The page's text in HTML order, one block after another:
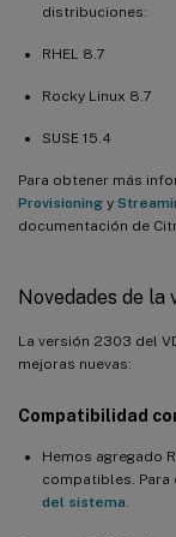
distribuciones:
RHEL 8.7
Rocky Linux 8.7
SUSE 15.4
Para obtener más
Provisioning y
documentación de
Novedades de la
La versión 2303 del
mejoras nuevas:
Compatibilidad
Hemos agregado
compatibles.
del sistema